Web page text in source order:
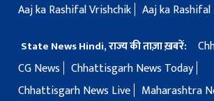
Aaj ka Rashifal Vrishchik Aaj ka
State News Hindi, राज्य की ताज़ा ख़बरें:
CG News
Chhattisgarh News Today
Chhattisgarh News Live
Maharashtra